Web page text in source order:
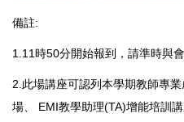
備註:
1.11時50分開始報到，請準時與會
2.此場講座可認列本學期教師專
場、 EMI教學助理(TA)增能培訓講